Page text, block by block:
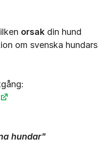
orsak din hund
om svenska hundars
hundar"